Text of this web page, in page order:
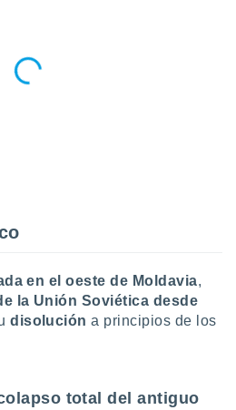
en el oeste de Moldavia,
la Unión Soviética desde
disolución a principios de los
total del antiguo